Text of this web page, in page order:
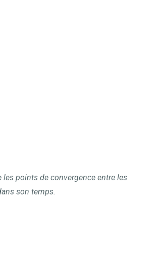
les points de convergence entre les
son temps.